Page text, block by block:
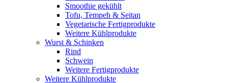
Smoothie gekühlt
Tofu, Tempeh & Seitan
Vegetarische Fertigprodukte
Weitere Kühlprodukte
Wurst & Schinken
Rind
Schwein
Weitere Fertigprodukte
Weitere Kühlprodukte